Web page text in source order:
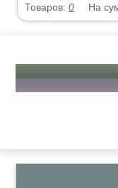
Товаров:0 На